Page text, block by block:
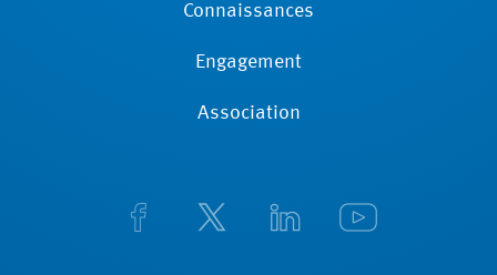
Connaissances
Engagement
Association